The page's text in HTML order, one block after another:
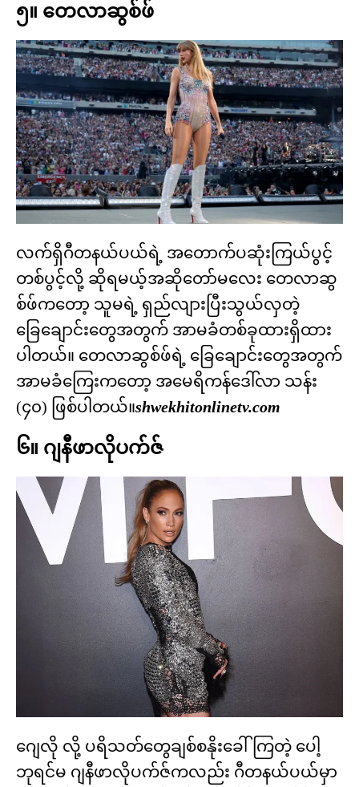
၅။ တေလာဆွစ်ဖ်
လက်ရှိဂီတနယ်ပယ်ရဲ့ အတောက်ပဆုံးကြယ်ပွင့်
တစ်ပွင့်လို့ ဆိုရမယ့်အဆိုတော်မလေး တေလာဆွ
စ်ဖ်ကတော့ သူမရဲ့ ရှည်လျားပြီးသွယ်လှတဲ့
ခြေချောင်းတွေအတွက် အာမခံတစ်ခုထားရှိထား
ပါတယ်။ တေလာဆွစ်ဖ်ရဲ့ ခြေချောင်းတွေအတွက်
အာမခံကြေးကတော့ အမေရိကန်ဒေါ်လာ သန်း
(၄၀) ဖြစ်ပါတယ်။shwekhitonlinetv.com
၆။ ဂျနီဖာလိုပက်ဇ်
ဂျေလို လို့ ပရိသတ်တွေချစ်စနိုးခေါ်ကြတဲ့ ပေါ့
ဘုရင်မ ဂျနီဖာလိုပက်ဇ်ကလည်း ဂီတနယ်ပယ်မှာ